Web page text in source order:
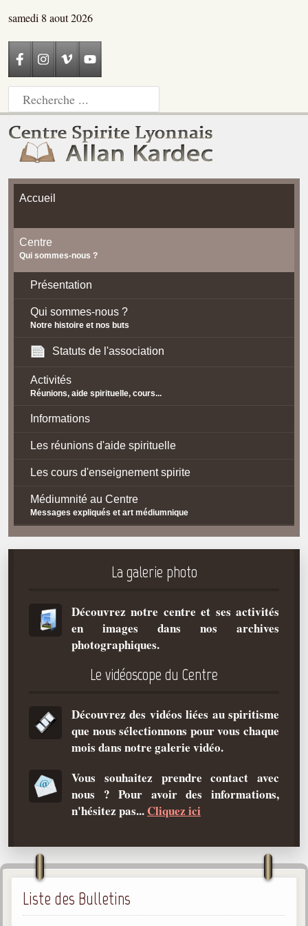
samedi 8 aout 2026
Accueil
Centre
Qui sommes-nous ?
Présentation
Qui sommes-nous ?
Notre histoire et nos buts
Statuts de l'association
Activités
Réunions, aide spirituelle, cours...
Informations
Les réunions d'aide spirituelle
Les cours d'enseignement spirite
Médiumnité au Centre
Messages expliqués et art médiumnique
Contact / Accès
Plan d'accès
La doctrine Spirite
Qu'est-ce que c'est ?
Les bases du spiritisme
La doctrine d'Allan Kardec
But des manifestations spirites
Médiums
Allan Kardec
1804-1869
Léon Denis
La galerie photo
Découvrez notre centre et ses activités
en images dans nos archives
photographiques.
Le vidéoscope du Centre
Découvrez des vidéos liées au spiritisme
que nous sélectionnons pour vous chaque
mois dans notre galerie vidéo.
Vous souhaitez prendre contact avec
nous ? Pour avoir des informations,
n'hésitez pas... Cliquez ici
Liste des Bulletins